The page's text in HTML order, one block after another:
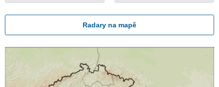
Radary na mapě